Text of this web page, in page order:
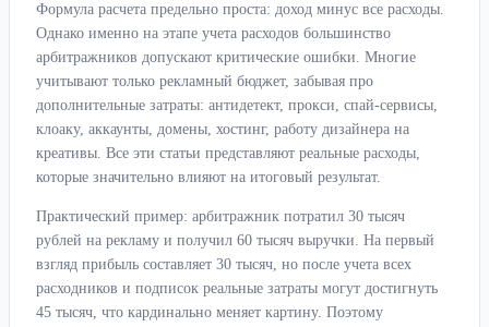
Формула расчета предельно проста: доход минус все расходы.
Однако именно на этапе учета расходов большинство
арбитражников допускают критические ошибки. Многие
учитывают только рекламный бюджет, забывая про
дополнительные затраты: антидетект, прокси, спай-сервисы,
клоаку, аккаунты, домены, хостинг, работу дизайнера на
креативы. Все эти статьи представляют реальные расходы,
которые значительно влияют на итоговый результат.
Практический пример: арбитражник потратил 30 тысяч
рублей на рекламу и получил 60 тысяч выручки. На первый
взгляд прибыль составляет 30 тысяч, но после учета всех
расходников и подписок реальные затраты могут достигнуть
45 тысяч, что кардинально меняет картину. Поэтому